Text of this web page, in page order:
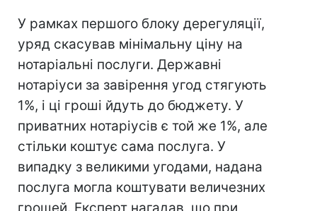
У рамках першого блоку дерегуляції,
уряд скасував мінімальну ціну на
нотаріальні послуги. Державні
нотаріуси за завірення угод стягують
1%, і ці гроші йдуть до бюджету. У
приватних нотаріусів є той же 1%, але
стільки коштує сама послуга. У
випадку з великими угодами, надана
послуга могла коштувати величезних
грошей. Експерт нагадав, що при